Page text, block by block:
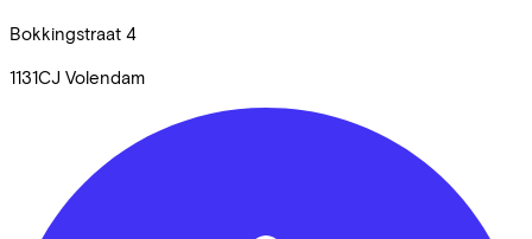
Bokkingstraat 4
1131CJ Volendam